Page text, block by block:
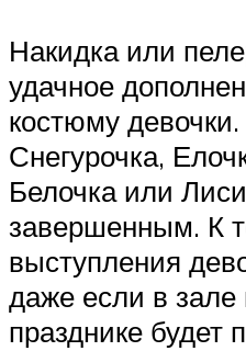
Накидка или
удачное
костюму
Снегурочка,
Белочка или
завершенным. К
выступления
даже если в
празднике будет